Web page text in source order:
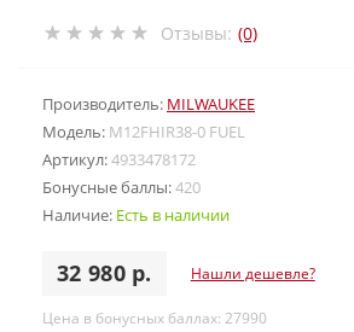
Отзывы: (0)
Производитель: MILWAUKEE
Модель: M12FHIR38-0 FUEL
Артикул:4933478172
Бонусные баллы:420
Наличие: Есть в наличии
32 980 р. Нашли дешевле?
Цена в бонусных баллах: 27990